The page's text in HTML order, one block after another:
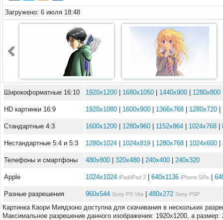
Загружено: 6 июля 18:48
Широкоформатные 16:10 1920x1200 1680x1050 1440x900 1280x800
HD картинки 16:9 1920x1080 1600x900 1366x768 1280x720
Стандартные 4:3 1600x1200 1280x960 1152x864 1024x768
Нестандартные 5:4 и 5:3 1280x1024 1024x819 1280x768 1024x600
Телефоны и смартфоны 480x800 320x480 240x400 240x320
Apple 1024x1024 iPad/iPad 2 640x1136 iPhone 5/5s
Разные разрешения 960x544 Sony PS Vita 480x272 Sony PSP
Картинка Каори Миядзоно доступна для скачивания в нескольких
Максимальное разрешение данного изображения: 1920x1200, а размер: